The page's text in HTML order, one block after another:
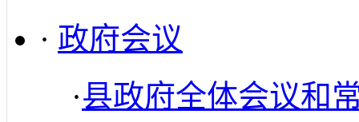
· 政府会议
·县政府全体会议和